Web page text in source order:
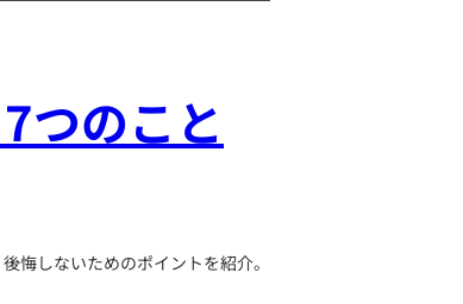
つのこと
悔しないためのポイントを紹介。